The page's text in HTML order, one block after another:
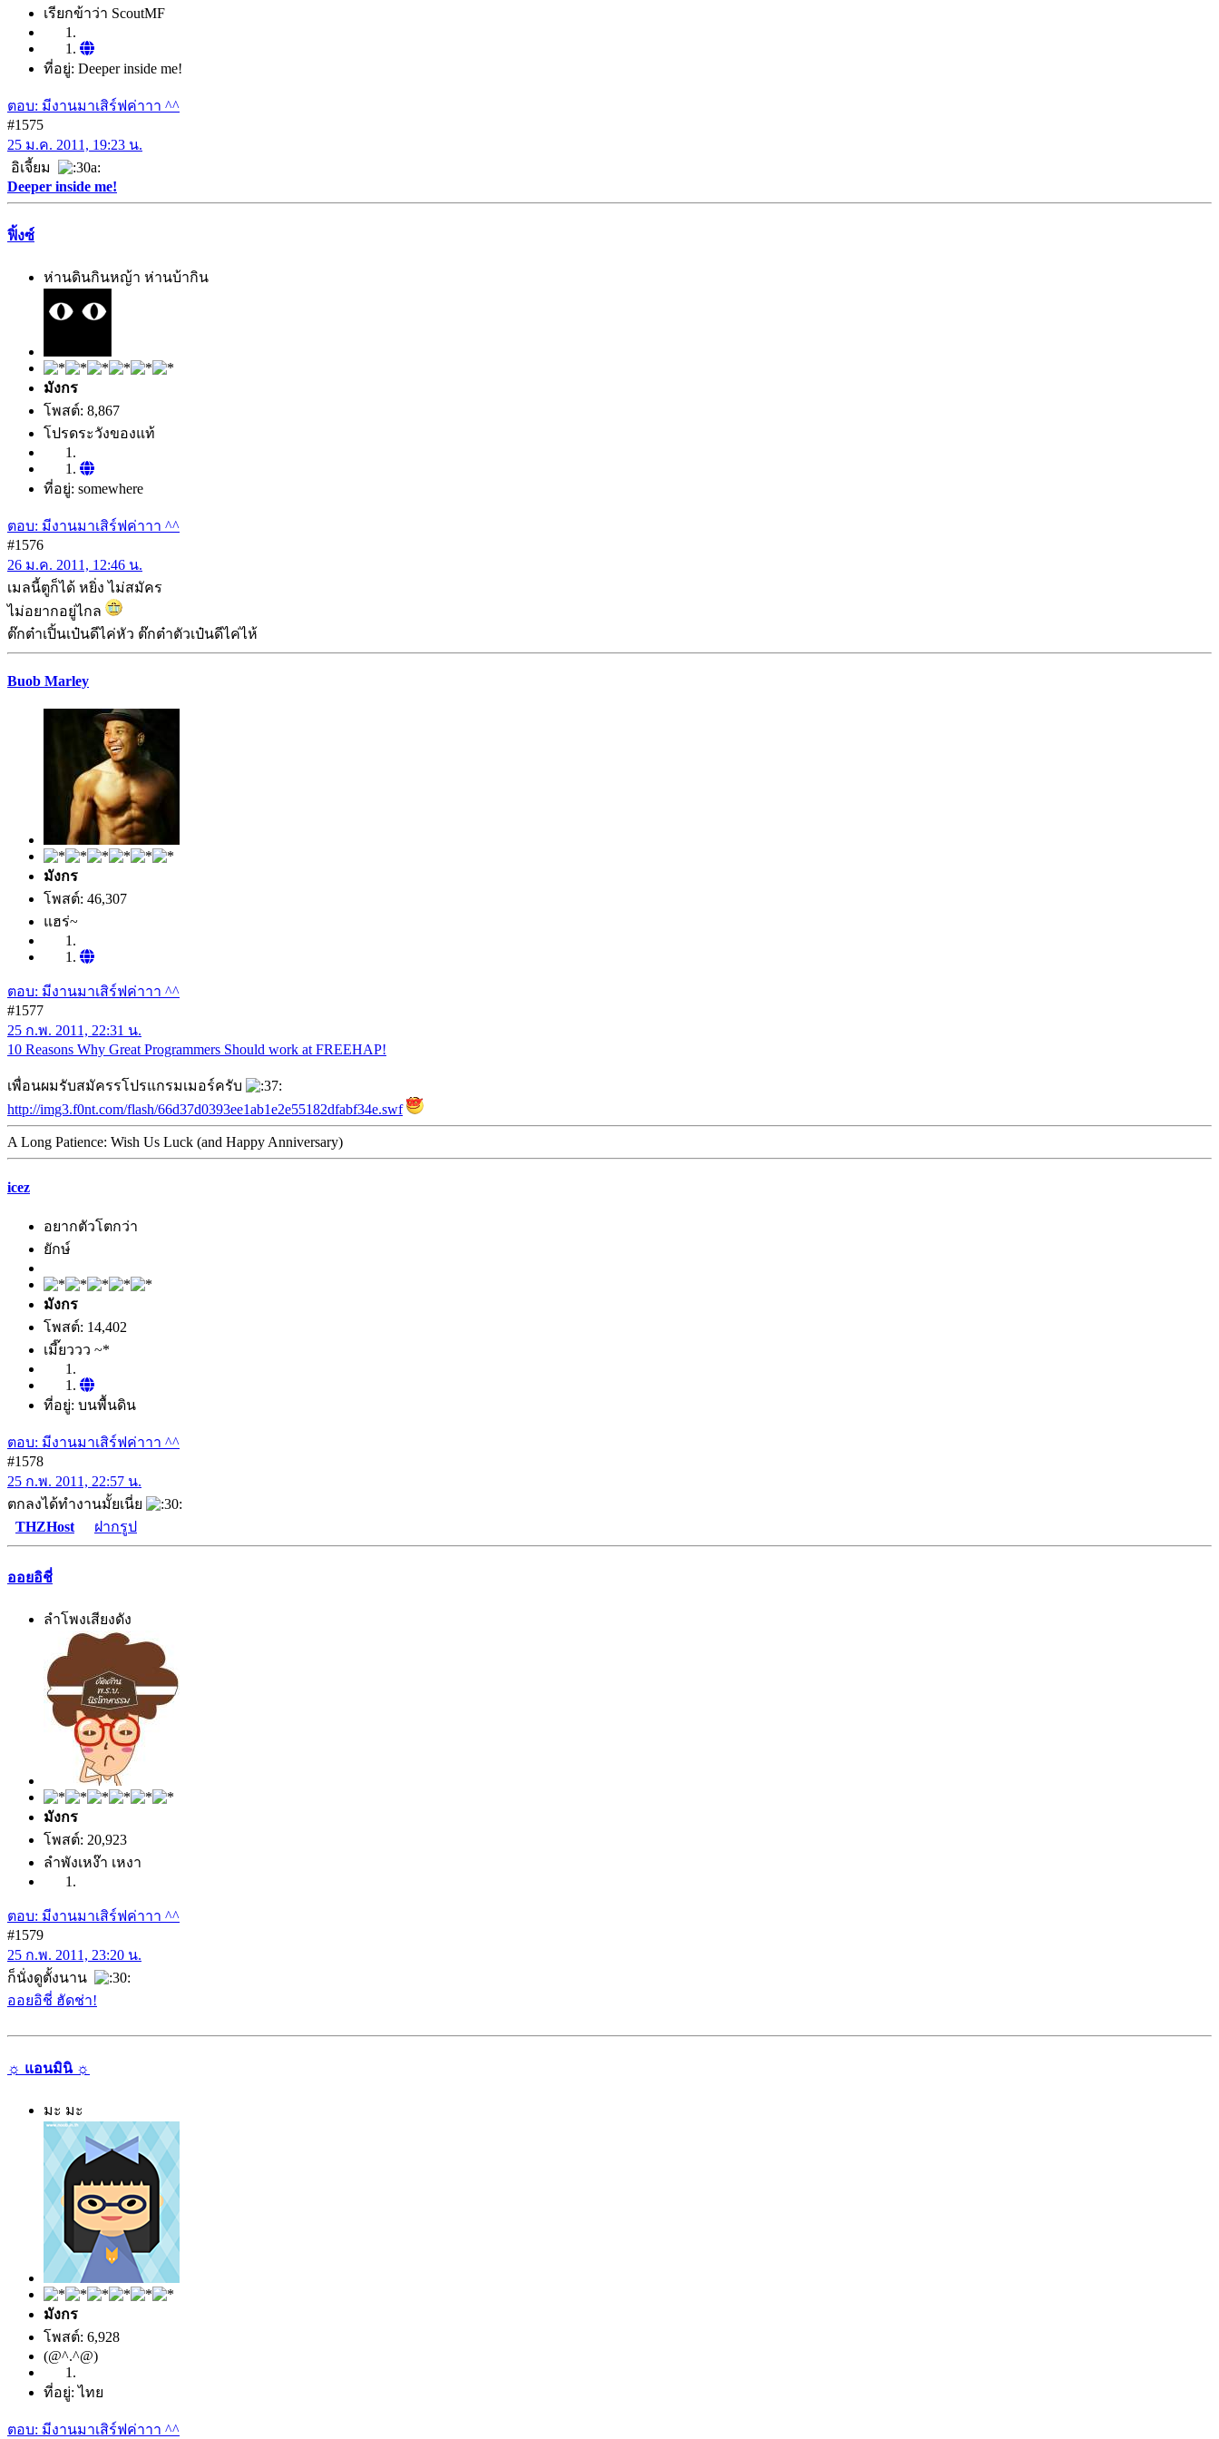
เรียกข้าว่า ScoutMF
ที่อยู่: Deeper inside me!
ตอบ: มีงานมาเสิร์ฟค่าาา ^^
#1575
25 ม.ค. 2011, 19:23 น.
อิเจี้ยม
Deeper inside me!
ฟิ้งซ์
ห่านดินกินหญ้า ห่านบ้ากิน
มังกร
โพสต์: 8,867
โปรดระวังของแท้
ที่อยู่: somewhere
ตอบ: มีงานมาเสิร์ฟค่าาา ^^
#1576
26 ม.ค. 2011, 12:46 น.
เมลนี้ตูก็ได้ หยิ่ง ไม่สมัคร
ไม่อยากอยู่ไกล
ต๊กต๋าเปิ้นเป๋นดีไค่หัว ต๊กต๋าตัวเป๋นดีไค่ไห้
Buob Marley
มังกร
โพสต์: 46,307
แฮร่~
ตอบ: มีงานมาเสิร์ฟค่าาา ^^
#1577
25 ก.พ. 2011, 22:31 น.
10 Reasons Why Great Programmers Should work at FREEHAP!
เพื่อนผมรับสมัครรโปรแกรมเมอร์ครับ
http://img3.f0nt.com/flash/66d37d0393ee1ab1e2e55182dfabf34e.swf
A Long Patience: Wish Us Luck (and Happy Anniversary)
icez
อยากตัวโตกว่า
ยักษ์
มังกร
โพสต์: 14,402
เมี๊ยววว ~*
ที่อยู่: บนพื้นดิน
ตอบ: มีงานมาเสิร์ฟค่าาา ^^
#1578
25 ก.พ. 2011, 22:57 น.
ตกลงได้ทำงานมั้ยเนี่ย
THZHost ฝากรูป
ออยอิชี่
ลำโพงเสียงดัง
มังกร
โพสต์: 20,923
ลำพังเหง๊า เหงา
ตอบ: มีงานมาเสิร์ฟค่าาา ^^
#1579
25 ก.พ. 2011, 23:20 น.
ก็นั่งดูตั้งนาน
ออยอิชี่ ฮัดช่า!
☼ แอนมินิ ☼
มะ มะ
มังกร
โพสต์: 6,928
(@^.^@)
ที่อยู่: ไทย
ตอบ: มีงานมาเสิร์ฟค่าาา ^^